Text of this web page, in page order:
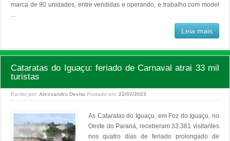
marca de 90 unidades, entre vendidas e operando, e trabalho com model
Leia mais
Cataratas do Iguaçu: feriado de Carnaval atrai 33 mil
turistas
Escrito por: Alexsandro Devita Postado em: 22/02/2023
As Cataratas do Iguaçu, em Foz do Iguaçu, no
Oeste do Paraná, receberam 33.381 visitantes
nos quatro dias de feriado prolongado de